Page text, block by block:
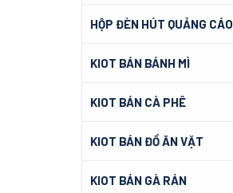
HỘP ĐÈN HÚT QUẢNG CÁO
KIOT BÁN BÁNH MÌ
KIOT BÁN CÀ PHÊ
KIOT BÁN ĐỒ ĂN VẶT
KIOT BÁN GÀ RÁN